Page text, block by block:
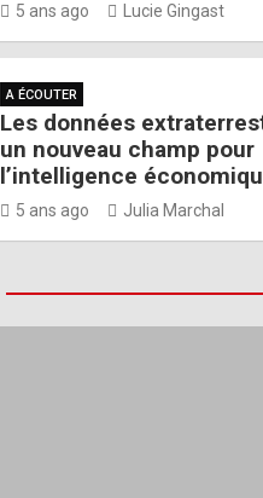
5 ans ago Lucie Gingast
A ÉCOUTER
Les données
un nouveau champ pour
l’intelligence
5 ans ago Julia Marchal